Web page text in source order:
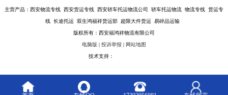
主营产品：西安物流专线 西安货运专线 西安轿车托运物流公司 轿车托运物流 物流专线 货运专
线 长途托运 双生鸿福祥货运部 超限大件货运 易碎品运输
版权所有：西安福鸿祥物流有限公司
电脑版 | 投诉举报 | 网站地图
技术支持：